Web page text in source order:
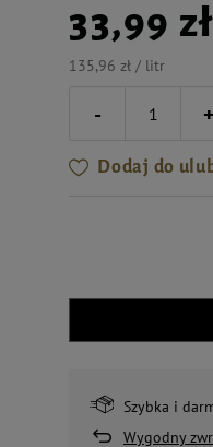
33,99 zł
135,96 zł / litr
-
Dodaj do
Szybka i
Wygodny